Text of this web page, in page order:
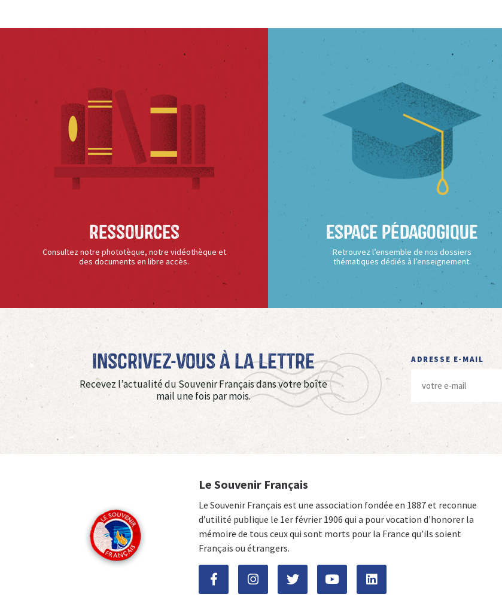
Ressources
Consultez notre phototèque, notre vidéothèque et
des documents en libre accès.
Espace Pédagogique
Retrouvez l’ensemble de nos dossiers
thématiques dédiés à l’enseignement.
Inscrivez-vous à La Lettre
Recevez l’actualité du Souvenir Français dans votre boîte
mail une fois par mois.
ADRESSE E-MAIL
Le Souvenir Français
Le Souvenir Français est une association fondée en 1887 et reconnue
d’utilité publique le 1er février 1906 qui a pour vocation d'honorer la
mémoire de tous ceux qui sont morts pour la France qu’ils soient
Français ou étrangers.